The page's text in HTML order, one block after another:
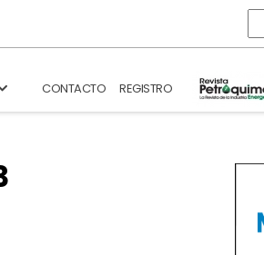
CONTACTO REGISTRO